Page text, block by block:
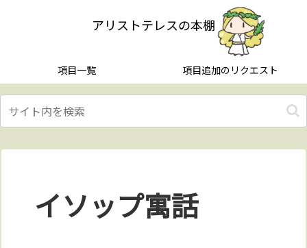
アリストテレスの本棚
項目一覧 項目追加のリクエスト
イソップ寓話